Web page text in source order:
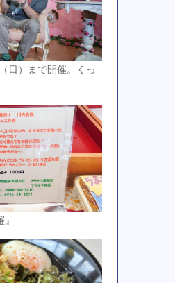
日）まで開催。くっ